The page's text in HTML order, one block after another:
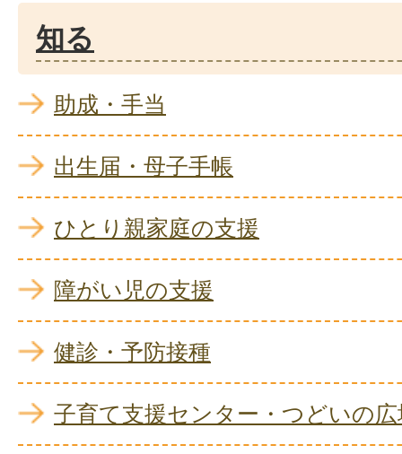
知る
助成・手当
出生届・母子手帳
ひとり親家庭の支援
障がい児の支援
健診・予防接種
子育て支援センター・つどいの広